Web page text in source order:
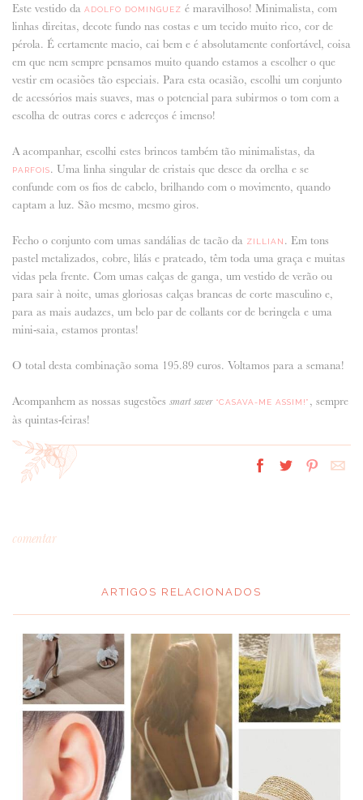
Este vestido da ADOLFO DOMINGUEZ é maravilhoso! Minimalista, com
linhas direitas, decote fundo nas costas e um tecido muito rico, cor de
pérola. É certamente macio, cai bem e é absolutamente confortável, coisa
em que nem sempre pensamos muito quando estamos a escolher o que
vestir em ocasiões tão especiais. Para esta ocasião, escolhi um conjunto
de acessórios mais suaves, mas o potencial para subirmos o tom com a
escolha de outras cores e adereços é imenso!
A acompanhar, escolhi estes brincos também tão minimalistas, da
PARFOIS. Uma linha singular de cristais que desce da orelha e se
confunde com os fios de cabelo, brilhando com o movimento, quando
captam a luz. São mesmo, mesmo giros.
Fecho o conjunto com umas sandálias de tacão da ZILLIAN . Em tons
pastel metalizados, cobre, lilás e prateado, têm toda uma graça e muitas
vidas pela frente. Com umas calças de ganga, um vestido de verão ou
para sair à noite, umas gloriosas calças brancas de corte masculino e,
para as mais audazes, um belo par de collants cor de beringela e uma
mini-saia, estamos prontas!
O total desta combinação soma 195.89 euros. Voltamos para a semana!
Acompanhem as nossas sugestões smart saver “CASAVA-ME ASSIM!” , sempre
às quintas-feiras!
comentar
ARTIGOS RELACIONADOS